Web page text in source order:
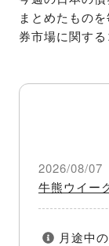
まとめたもの
券市場に関す
2026/08/07
牛熊ウイー
月途中の